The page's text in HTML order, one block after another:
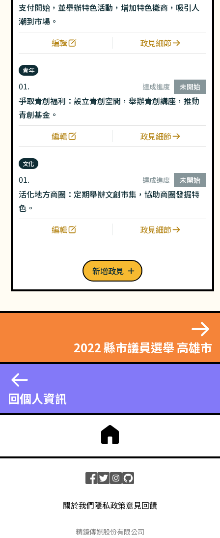
支付開始，並舉辦特色活動，增加特色攤商，吸引人
潮到市場。
編輯
政見細節
青年
01. 達成進度 未開始
爭取青創福利：設立青創空間，舉辦青創講座，推動
青創基金。
編輯
政見細節
文化
01. 達成進度 未開始
活化地方商圈：定期舉辦文創市集，協助商圈發掘特
色。
編輯
政見細節
新增政見
回個人資訊
2022 縣市議員選舉 高雄市
關於我們隱私政策意見回饋
精鏡傳媒股份有限公司